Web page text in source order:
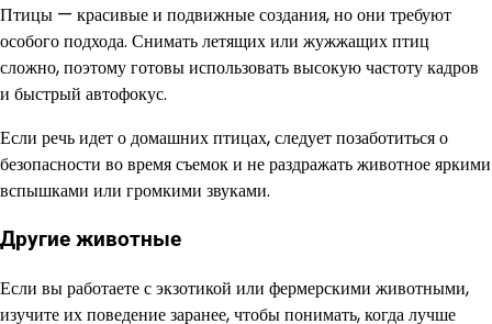
Птицы — красивые и подвижные создания, но они требуют
особого подхода. Снимать летящих или жужжащих птиц
сложно, поэтому готовы использовать высокую частоту кадров
и быстрый автофокус.
Если речь идет о домашних птицах, следует позаботиться о
безопасности во время съемок и не раздражать животное яркими
вспышками или громкими звуками.
Другие животные
Если вы работаете с экзотикой или фермерскими животными,
изучите их поведение заранее, чтобы понимать, когда лучше